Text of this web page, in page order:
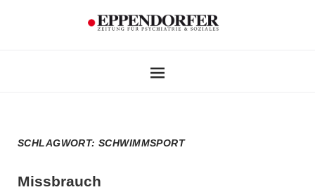
SCHLAGWORT:SCHWIMMSPORT
Missbrauch